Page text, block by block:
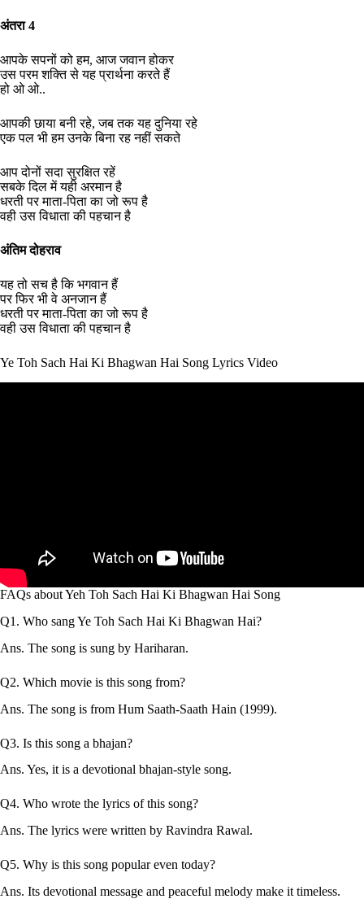
अंतरा 4
आपके सपनों को हम, आज जवान होकर
उस परम शक्ति से यह प्रार्थना करते हैं
हो ओ ओ..
आपकी छाया बनी रहे, जब तक यह दुनिया रहे
एक पल भी हम उनके बिना रह नहीं सकते
आप दोनों सदा सुरक्षित रहें
सबके दिल में यही अरमान है
धरती पर माता-पिता का जो रूप है
वही उस विधाता की पहचान है
अंतिम दोहराव
यह तो सच है कि भगवान हैं
पर फिर भी वे अनजान हैं
धरती पर माता-पिता का जो रूप है
वही उस विधाता की पहचान है
Ye Toh Sach Hai Ki Bhagwan Hai Song Lyrics Video
FAQs about Yeh Toh Sach Hai Ki Bhagwan Hai Song
Q1. Who sang Ye Toh Sach Hai Ki Bhagwan Hai?
Ans. The song is sung by Hariharan.
Q2. Which movie is this song from?
Ans. The song is from Hum Saath-Saath Hain (1999).
Q3. Is this song a bhajan?
Ans. Yes, it is a devotional bhajan-style song.
Q4. Who wrote the lyrics of this song?
Ans. The lyrics were written by Ravindra Rawal.
Q5. Why is this song popular even today?
Ans. Its devotional message and peaceful melody make it timeless.